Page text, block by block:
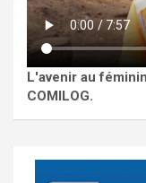
L'avenir au
COMILOG.